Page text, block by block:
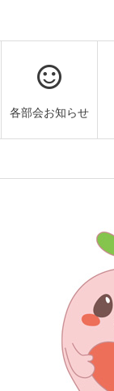
各部会お知らせ